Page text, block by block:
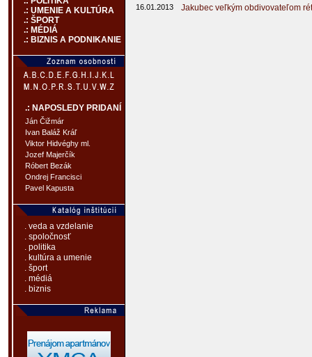
.: UMENIE A KULTÚRA
.: ŠPORT
.: MÉDIÁ
.: BIZNIS A PODNIKANIE
.: NAPOSLEDY PRIDANÍ
Ján Čižmár
Ivan Baláž Kráľ
Viktor Hidvéghy ml.
Jozef Majerčík
Róbert Bezák
Ondrej Francisci
Pavel Kapusta
. veda a vzdelanie
. spoločnosť
. politika
. kultúra a umenie
. šport
. médiá
. biznis
16.01.2013 Jakubec veľkým obdivovateľom